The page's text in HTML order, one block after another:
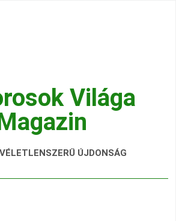
Világa
Egy Helyen!
VÉLETLENSZERŰ ÚJDONSÁG